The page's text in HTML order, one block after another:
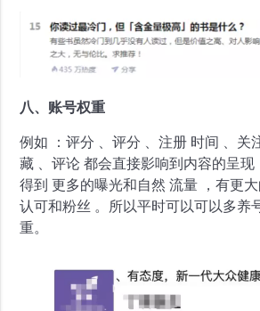
八、账号权重
例如 ：评分 、评分 、注册 时间 、关
藏 、评论 都会直接影响到内容的呈
得到 更多的曝光和自然 流量 ，有更
认可和粉丝 。所以平时可以可以多养
重。